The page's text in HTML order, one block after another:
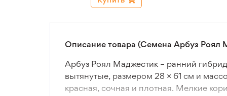
Описание товара (Семена Арбуз
Арбуз Роял Маджестик – ранний
вытянутые, размером 28 × 61 см и
красная, сочная и плотная. Мелкие